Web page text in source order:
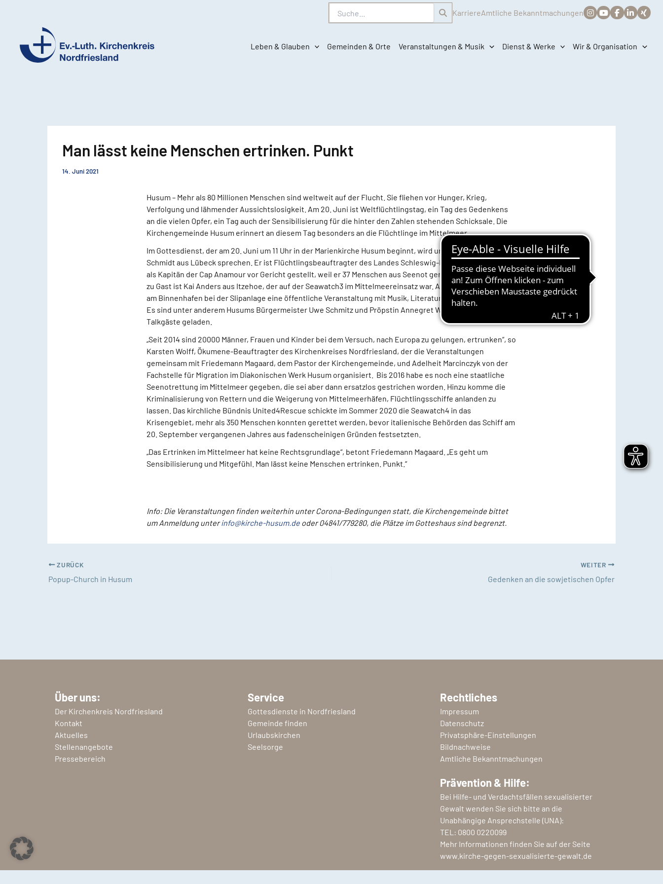
Suche KarriereAmtliche Bekanntmachungen
Ev.-
Leben & Glauben Gemeinden & Orte Veranstaltungen & Musik Dienst & Werke Wir & Organisation
Man lässt keine Menschen ertrinken. Punkt
14. Juni 2021
Husum – Mehr als 80 Millionen Menschen sind weltweit auf der Flucht. Sie fliehen vor Hunger, Krieg,
Verfolgung und lähmender Aussichtslosigkeit. Am 20. Juni ist Weltflüchtlingstag, ein Tag des Gedenkens
an die vielen Opfer, ein Tag auch der Sensibilisierung für die hinter den Zahlen stehenden Schicksale. Die
Kirchengemeinde Husum erinnert an diesem Tag besonders an die Flüchtlinge im Mittelmeer.
Im Gottesdienst, der am 20. Juni um 11 Uhr in der Marienkirche Husum beginnt, wird unter anderem Stefan
Schmidt aus Lübeck sprechen. Er ist Flüchtlingsbeauftragter des Landes Schleswig-Holstein und wurde
als Kapitän der Cap Anamour vor Gericht gestellt, weil er 37 Menschen aus Seenot gerettet hatte. Ebenfalls
zu Gast ist Kai Anders aus Itzehoe, der auf der Seawatch3 im Mittelmeereinsatz war. Anschließend findet
am Binnenhafen bei der Slipanlage eine öffentliche Veranstaltung mit Musik, Literatur und Interviews statt.
Es sind unter anderem Husums Bürgermeister Uwe Schmitz und Pröpstin Annegret Wegner-Braun als
Talkgäste geladen.
„Seit 2014 sind 20000 Männer, Frauen und Kinder bei dem Versuch, nach Europa zu gelungen, ertrunken“, so
Karsten Wolff, Ökumene-Beauftragter des Kirchenkreises Nordfriesland, der die Veranstaltungen
gemeinsam mit Friedemann Magaard, dem Pastor der Kirchengemeinde, und Adelheit Marcinczyk von der
Fachstelle für Migration im Diakonischen Werk Husum organisiert. Bis 2016 habe es noch eine staatliche
Seenotrettung im Mittelmeer gegeben, die sei aber dann ersatzlos gestrichen worden. Hinzu komme die
Kriminalisierung von Rettern und die Weigerung von Mittelmeerhäfen, Flüchtlingsschiffe anlanden zu
lassen. Das kirchliche Bündnis United4Rescue schickte im Sommer 2020 die Seawatch4 in das
Krisengebiet, mehr als 350 Menschen konnten gerettet werden, bevor italienische Behörden das Schiff am
20. September vergangenen Jahres aus fadenscheinigen Gründen festsetzten.
„Das Ertrinken im Mittelmeer hat keine Rechtsgrundlage“, betont Friedemann Magaard. „Es geht um
Sensibilisierung und Mitgefühl. Man lässt keine Menschen ertrinken. Punkt.“
Info: Die Veranstaltungen finden weiterhin unter Corona-Bedingungen statt, die Kirchengemeinde bittet
um Anmeldung unterinfo@kirche-husum.de oder 04841/779280, die Plätze im Gotteshaus sind begrenzt.
ZURÜCK
Popup-Church in Husum
WEITER
Gedenken an die sowjetischen Opfer
Über uns:
Der Kirchenkreis Nordfriesland
Kontakt
Aktuelles
Stellenangebote
Pressebereich
Service
Gottesdienste in Nordfriesland
Gemeinde finden
Urlaubskirchen
Seelsorge
Rechtliches
Impressum
Datenschutz
Privatsphäre-Einstellungen
Bildnachweise
Amtliche Bekanntmachungen
Prävention & Hilfe:
Bei Hilfe- und Verdachtsfällen sexualisierter
Gewalt wenden Sie sich bitte an die
Unabhängige Ansprechstelle (UNA):
TEL: 0800 0220099
Mehr Informationen finden Sie auf der Seite
www.kirche-gegen-sexualisierte-gewalt.de